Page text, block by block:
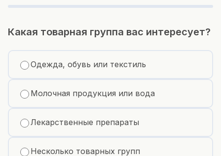
Какая товарная группа вас интересует?
Одежда, обувь или текстиль
Молочная продукция или вода
Лекарственные препараты
Несколько товарных групп